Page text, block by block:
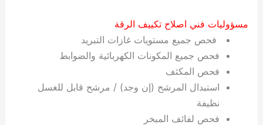
مسؤوليات فني اصلاح تكييف الرقة
فحص جميع مستويات غازات التبريد
فحص جميع المكونات الكهربائية والضوابط
فحص المكثف
استبدال المرشح (إن وجد) / مرشح قابل للغسل
نظيفة
فحص لفائف المبخر